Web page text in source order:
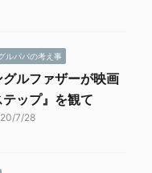
ルパパの考え事
グルファザーが映画
テップ』を観て
7/28